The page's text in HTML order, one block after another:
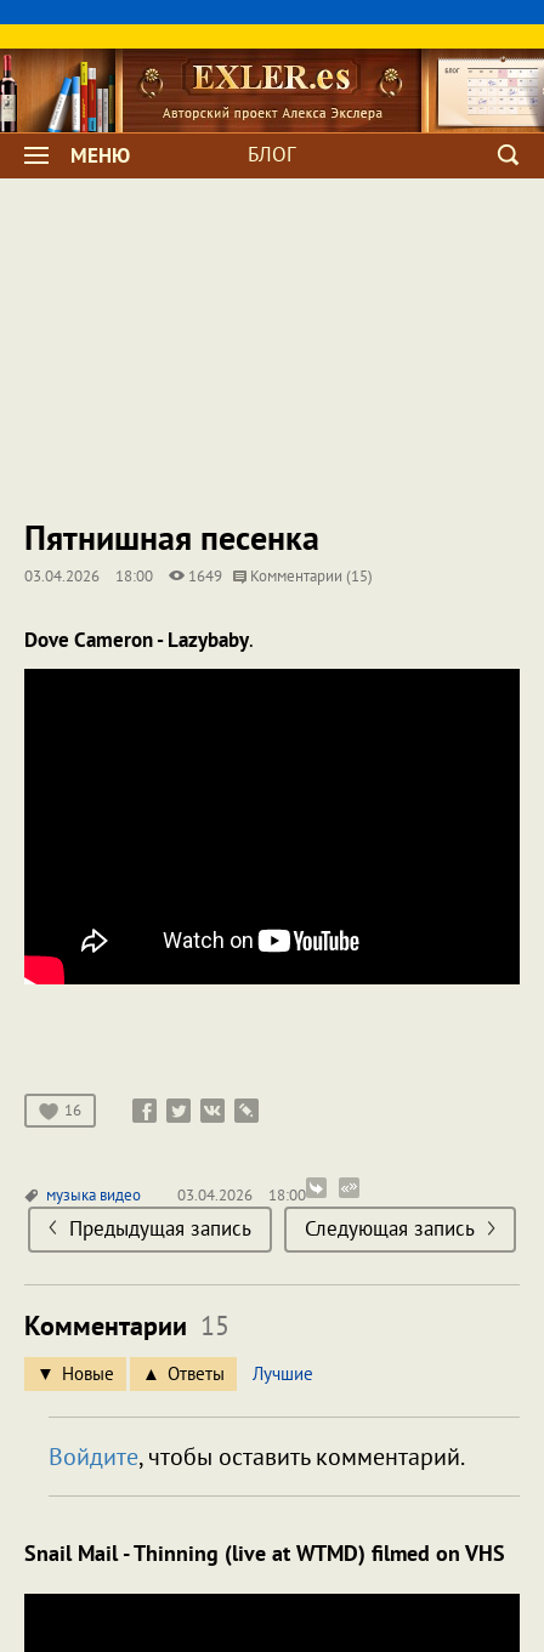
МЕНЮ БЛОГ
Пятнишная песенка
03.04.2026 18:00 1649 Комментарии (15)
Dove Cameron - Lazybaby.
16
музыка видео 03.04.2026 18:00
Предыдущая запись Следующая запись
Комментарии 15
Новые Ответы Лучшие
Войдите, чтобы оставить комментарий.
Snail Mail - Thinning (live at WTMD) filmed on VHS